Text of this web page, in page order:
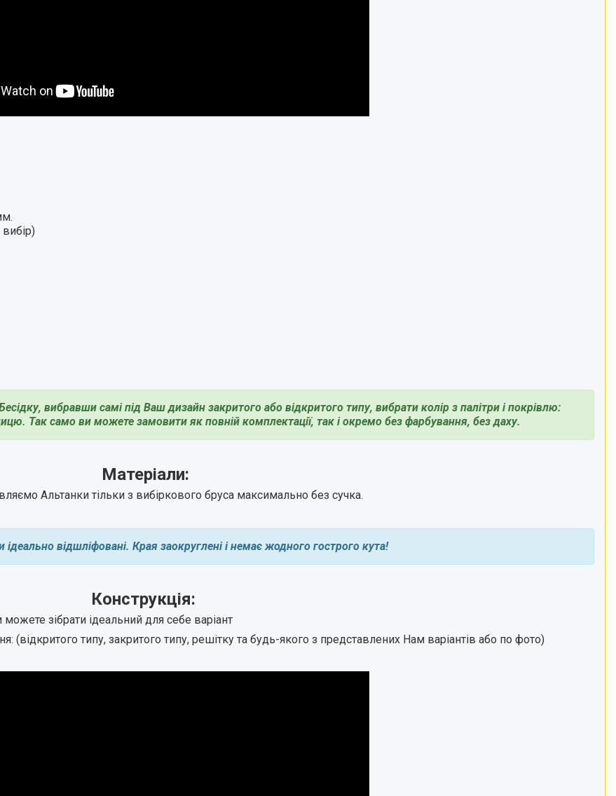
вибравши самі під Ваш дизайн закритого або відкритого типу, вибрати колір з палітри і покрівлю:
Так само ви можете замовити як повній комплектації, так і окремо без фарбування, без даху.
Матеріали:
Альтанки тільки з вибіркового бруса максимально без сучка.
ідеально відшліфовані. Края заокруглені і немає жодного гострого кута!
Конструкція:
можете зібрати ідеальний для себе варіант
(відкритого типу, закритого типу, решітку та будь-якого з представлених Нам варіантів або по фото)